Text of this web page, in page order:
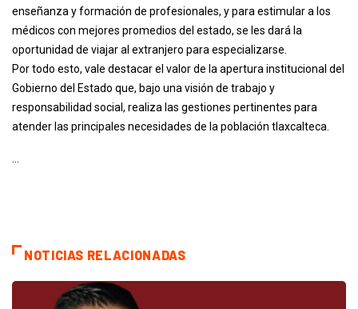
enseñanza y formación de profesionales, y para estimular a los
médicos con mejores promedios del estado, se les dará la
oportunidad de viajar al extranjero para especializarse.
Por todo esto, vale destacar el valor de la apertura institucional del
Gobierno del Estado que, bajo una visión de trabajo y
responsabilidad social, realiza las gestiones pertinentes para
atender las principales necesidades de la población tlaxcalteca.
...
NOTICIAS RELACIONADAS